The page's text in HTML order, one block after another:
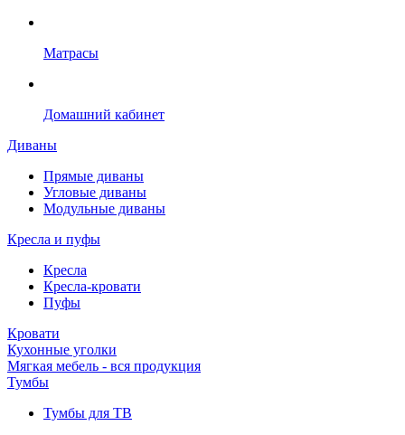
Матрасы
Домашний кабинет
Диваны
Прямые диваны
Угловые диваны
Модульные диваны
Кресла и пуфы
Кресла
Кресла-кровати
Пуфы
Кровати
Кухонные уголки
Мягкая мебель - вся продукция
Тумбы
Тумбы для ТВ